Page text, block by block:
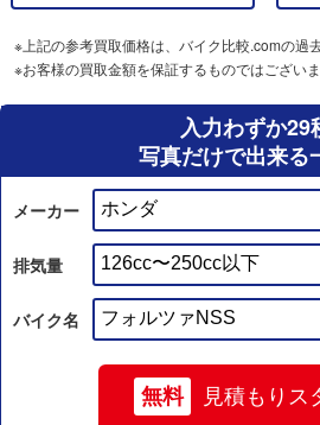
※上記の参考買取価格は、バイク比較.comの過
※お客様の買取金額を保証するものではござい
入力わずか29
写真だけで出来る
メーカー
排気量
バイク名
無料 見積もりス